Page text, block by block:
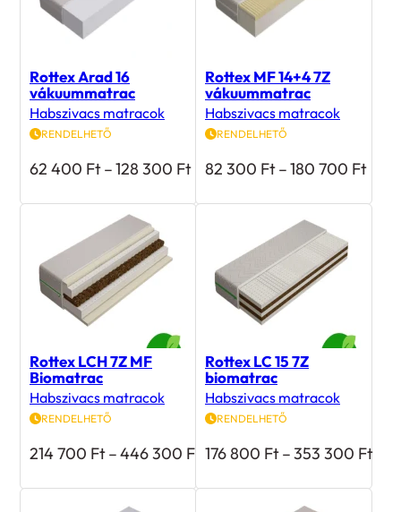
Rottex Arad 16
vákuummatrac
Habszivacs matracok
RENDELHETŐ
62 400 Ft–128 300 FtÁrtartomány:
400 Ft
Rottex MF 14+4 7Z
vákuummatrac
Habszivacs matracok
RENDELHETŐ
82 300 Ft–180 700 Ft
300
Rottex LCH 7Z MF
Biomatrac
Habszivacs matracok
RENDELHETŐ
214 700 Ft–446 300 Ft Ártartomány:
700 Ft
Rottex LC 15 7Z
biomatrac
Habszivacs matracok
RENDELHETŐ
176 800 Ft–353 300 Ft